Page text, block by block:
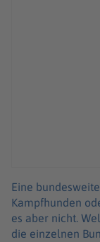
Eine
Kampfhunden
es aber nicht.
die einzelnen